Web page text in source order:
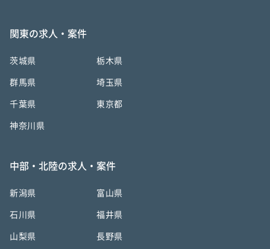
関東の求人・案件
茨城県 栃木県
群馬県 埼玉県
千葉県 東京都
神奈川県
中部・北陸の求人・案件
新潟県 富山県
石川県 福井県
山梨県 長野県